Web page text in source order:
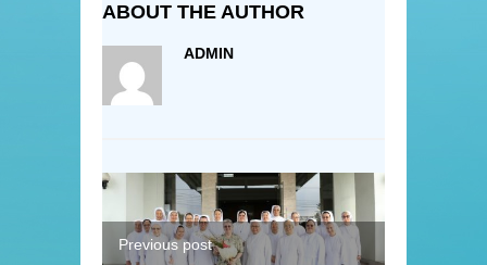
ABOUT THE AUTHOR
ADMIN
Previous post